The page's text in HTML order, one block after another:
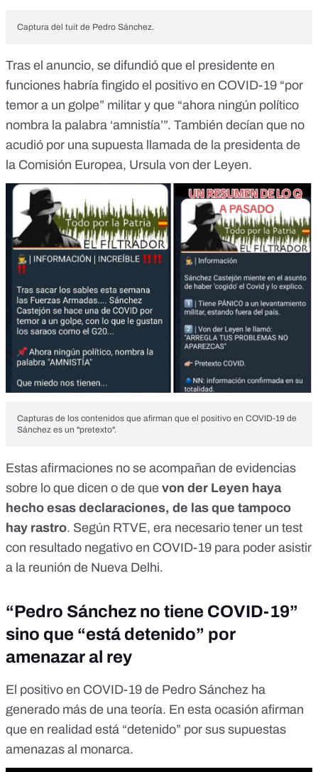
Captura del tuit de Pedro Sánchez.
Tras el anuncio, se difundió que el presidente en
funciones habría fingido el positivo en COVID-19 “por
temor a un golpe” militar y que “ahora ningún político
nombra la palabra ‘amnistía’”. También decían que no
acudió por una supuesta llamada de la presidenta de
la Comisión Europea, Ursula von der Leyen.
Capturas de los contenidos que afirman que el positivo en COVID-19 de
Sánchez es un "pretexto".
Estas afirmaciones no se acompañan de evidencias
sobre lo que dicen o de que von der Leyen haya
hecho esas declaraciones, de las que tampoco
hay rastro. Según RTVE, era necesario tener un test
con resultado negativo en COVID-19 para poder asistir
a la reunión de Nueva Delhi.
“Pedro Sánchez no tiene COVID-19”
sino que “está detenido” por
amenazar al rey
El positivo en COVID-19 de Pedro Sánchez ha
generado más de una teoría. En esta ocasión afirman
que en realidad está “detenido” por sus supuestas
amenazas al monarca.